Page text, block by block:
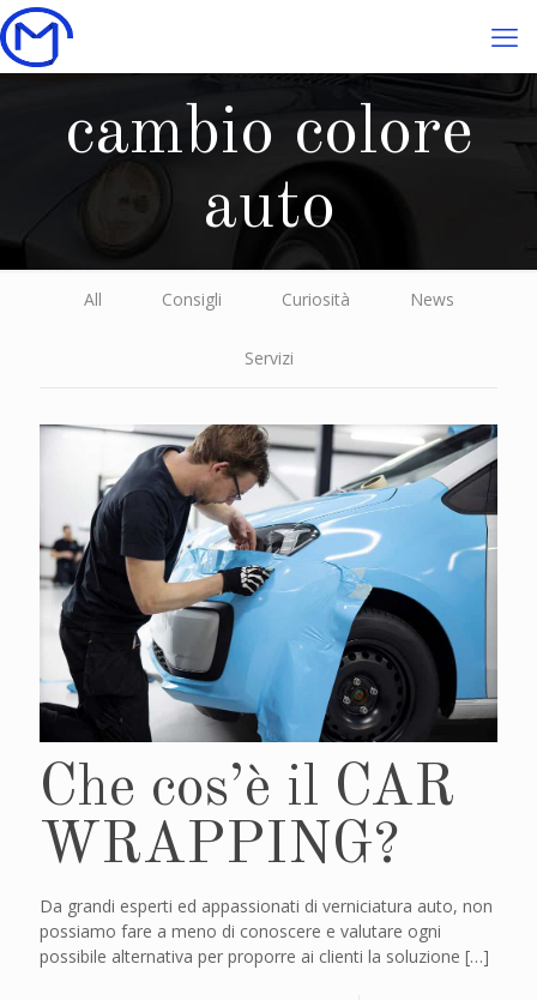
cambio colore
auto
All Consigli Curiosità News
Servizi
Che cos’è il CAR
WRAPPING?
Da grandi esperti ed appassionati di verniciatura auto, non
possiamo fare a meno di conoscere e valutare ogni
possibile alternativa per proporre ai clienti la soluzione […]